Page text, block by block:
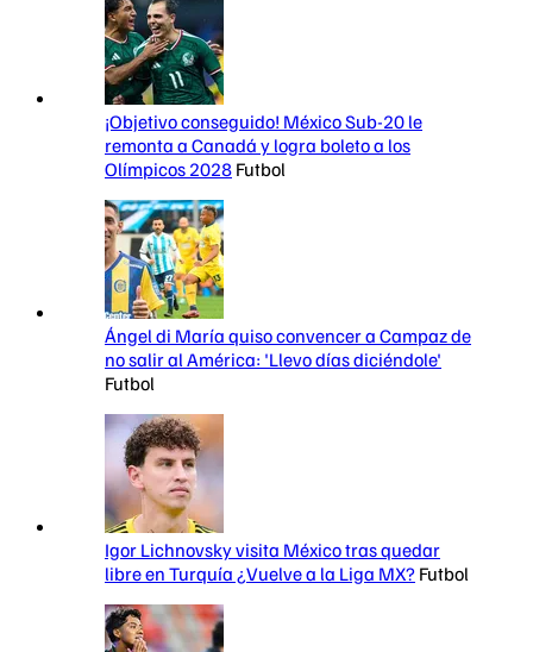
¡Objetivo conseguido! México Sub-20 le
remonta a Canadá y logra boleto a los
Olímpicos 2028 Futbol
Ángel di María quiso convencer a Campaz de
no salir al América: 'Llevo días diciéndole'
Futbol
Igor Lichnovsky visita México tras quedar
libre en Turquía ¿Vuelve a la Liga MX? Futbol